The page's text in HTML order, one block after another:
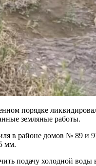
порядке
земляные работы.
в районе домов № 89 и
мм.
подачу холодной